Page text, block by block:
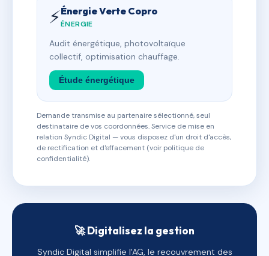
⚡Énergie Verte Copro
ÉNERGIE
Audit énergétique, photovoltaïque
collectif, optimisation chauffage.
Étude énergétique
Demande transmise au partenaire sélectionné, seul
destinataire de vos coordonnées. Service de mise en
relation Syndic Digital — vous disposez d'un droit d'accès,
de rectification et d'effacement (voir politique de
confidentialité).
🚀 Digitalisez la gestion
Syndic Digital simplifie l'AG, le recouvrement des